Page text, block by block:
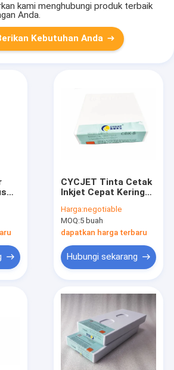
kami menghubungi produk terbaik
Anda.
Kebutuhan Anda
CYCJET Tinta Cetak
Inkjet Cepat Kering
Resolusi Tinggi
Harga:negotiable
MOQ:5 buah
dapatkan harga terbaru
Hubungi sekarang